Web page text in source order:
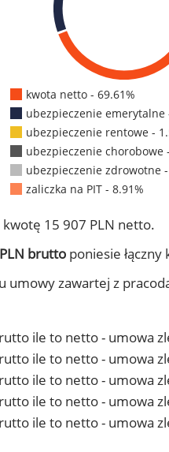
kwota netto - 69.61%
ubezpieczenie emerytalne
ubezpieczenie rentowe -
ubezpieczenie chorobowe
ubezpieczenie zdrowotne -
zaliczka na PIT - 8.91%
15 907 PLN netto.
brutto poniesie
umowy zawartej z
ile to netto - umowa
ile to netto - umowa
ile to netto - umowa
ile to netto - umowa
ile to netto - umowa